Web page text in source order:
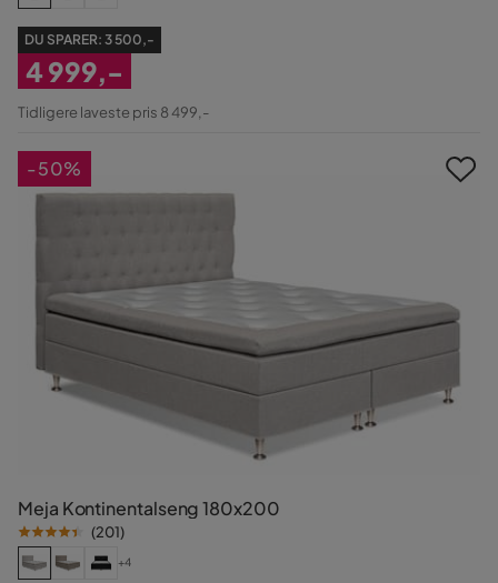
DU SPARER: 3 500,-
Nedsatt
4 999,-
Tidligere laveste pris 8 499,-
Meja Kontinentalseng 180x200
(201)
+4
-50%